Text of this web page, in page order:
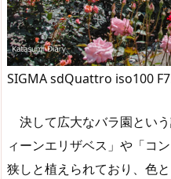
SIGMA sdQuattro iso100
決して広大なバラ園とい
ィーンエリザベス」や「コ
狭しと植えられており、色